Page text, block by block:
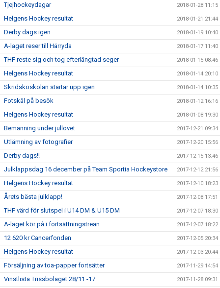
Tjejhockeydagar 2018-01-28 11:15
Helgens Hockey resultat 2018-01-21 21:44
Derby dags igen 2018-01-19 10:40
A-laget reser till Härryda 2018-01-17 11:40
THF reste sig och tog efterlängtad seger 2018-01-15 08:46
Helgens Hockey resultat 2018-01-14 20:10
Skridskoskolan startar upp igen 2018-01-14 10:35
Fotskäl på besök 2018-01-12 16:16
Helgens Hockey resultat 2018-01-08 19:30
Bemanning under jullovet 2017-12-21 09:34
Utlämning av fotografier 2017-12-20 15:56
Derby dags!! 2017-12-15 13:46
Julklappsdag 16 december på Team Sportia Hockeystore 2017-12-12 21:56
Helgens Hockey resultat 2017-12-10 18:23
Årets bästa julklapp! 2017-12-08 17:51
THF värd för slutspel i U14 DM & U15 DM 2017-12-07 18:30
A-laget kör på i fortsättningstrean 2017-12-07 18:22
12 620 kr Cancerfonden 2017-12-05 20:34
Helgens Hockey resultat 2017-12-03 20:44
Försäljning av toa-papper fortsätter 2017-11-29 14:54
Vinstlista Trissbolaget 28/11 -17 2017-11-28 09:31